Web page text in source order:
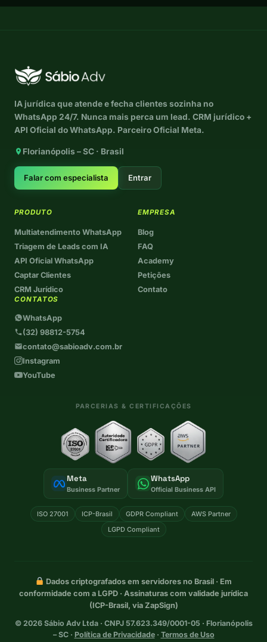
IA jurídica que atende e fecha clientes sozinha no
WhatsApp 24/7. Nunca mais perca um lead. CRM jurídico +
API Oficial do WhatsApp. Parceiro Oficial Meta.
Florianópolis – SC · Brasil
Falar com especialista Entrar
PARCERIAS & CERTIFICAÇÕES
Meta
Business Partner
WhatsApp
Official Business API
ISO 27001 ICP-Brasil GDPR Compliant
AWS Partner
LGPD Compliant
PRODUTO
Multiatendimento WhatsApp
Triagem de Leads com IA
API Oficial WhatsApp
Captar Clientes
CRM Jurídico
EMPRESA
Blog
FAQ
Academy
Petições
Contato
CONTATOS
WhatsApp
(32) 98812-5754
contato@sabioadv.com.br
Instagram
YouTube
Dados criptografados em servidores no Brasil · Em
conformidade com a LGPD · Assinaturas com validade jurídica
(ICP-Brasil, via ZapSign)
© 2026Sábio Adv Ltda · CNPJ 57.623.349/0001-05 · Florianópolis
– SC · Política de Privacidade· Termos de Uso